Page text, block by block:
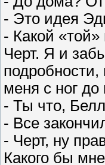
- Это идея
- Какой
Черт. Я и
меня с ног
- Ты что,
- Все
- Черт, ну
Какого бы